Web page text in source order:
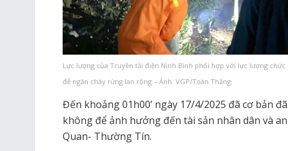
Lực lượng của Truyền tải điện Ninh Bình phối hợp với lực lượng
để ngăn cháy rừng lan rộng – Ảnh: VGP/Toàn Thắng
Đến khoảng 01h00’ ngày 17/4/2025 đã cơ bản
không để ảnh hưởng đến tài sản nhân dân và
Quan- Thường Tín.